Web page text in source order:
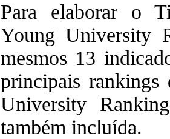
Para elaborar o
Young University
mesmos 13
principais
University
também incluída.